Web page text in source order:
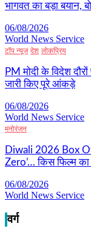
भागवत का बड़ा बयान,
06/08/2026
World News Service
टॉप न्यूज देश लोकप्रिय
PM मोदी के विदेश
जारी किए पूरे आंकड़े
06/08/2026
World News Service
मनोरंजन
Diwali 2026 Box
Zero’… किस फिल्म का
06/08/2026
World News Service
वर्ग